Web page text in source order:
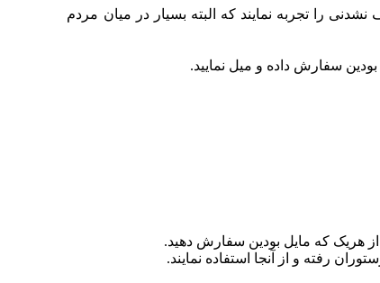
را تجربه نمایند که البته بسیار در میان مردم
سفارش داده و میل نمایید.
از هریک که مایل بودین سفارش دهید.
رفته و از آنجا استفاده نمایند.